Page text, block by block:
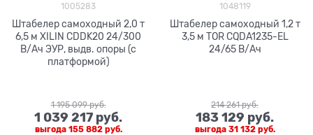
1005283
Штабелер самоходный 2,0 т
6,5 м XILIN CDDK20 24/300
В/Ач ЭУР, выдв. опоры (с
платформой)
1 195 099 руб.
1 039 217 руб.
выгода 155 882 руб.
1048119
Штабелер самоходный 1,2 т
3,5 м TOR CQDA1235-EL
24/65 В/Ач
214 261 руб.
183 129 руб.
выгода 31 132 руб.